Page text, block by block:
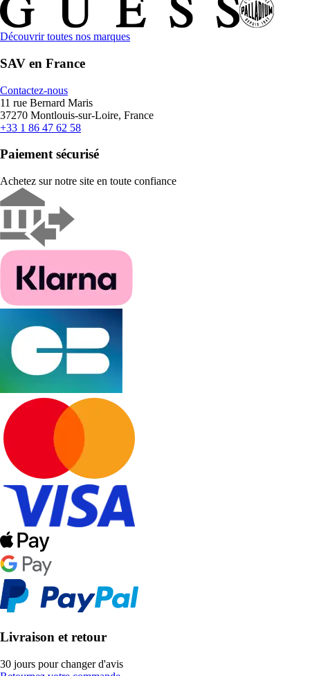
Découvrir toutes nos marques
SAV en France
Contactez-nous
11 rue Bernard Maris
37270 Montlouis-sur-Loire, France
+33 1 86 47 62 58
Paiement sécurisé
Achetez sur notre site en toute confiance
Livraison et retour
30 jours pour changer d'avis